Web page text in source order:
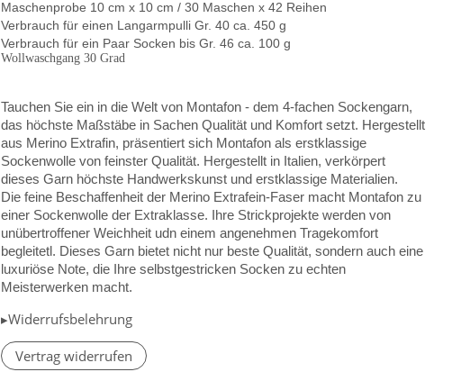
Maschenprobe 10 cm x 10 cm / 30 Maschen x 42 Reihen
Verbrauch für einen Langarmpulli Gr. 40 ca. 450 g
Verbrauch für ein Paar Socken bis Gr. 46 ca. 100 g
Wollwaschgang 30 Grad
Tauchen Sie ein in die Welt von Montafon - dem 4-fachen Sockengarn,
das höchste Maßstäbe in Sachen Qualität und Komfort setzt. Hergestellt
aus Merino Extrafin, präsentiert sich Montafon als erstklassige
Sockenwolle von feinster Qualität. Hergestellt in Italien, verkörpert
dieses Garn höchste Handwerkskunst und erstklassige Materialien.
Die feine Beschaffenheit der Merino Extrafein-Faser macht Montafon zu
einer Sockenwolle der Extraklasse. Ihre Strickprojekte werden von
unübertroffener Weichheit udn einem angenehmen Tragekomfort
begleitetl. Dieses Garn bietet nicht nur beste Qualität, sondern auch eine
luxuriöse Note, die Ihre selbstgestricken Socken zu echten
Meisterwerken macht.
▸Widerrufsbelehrung
Vertrag widerrufen